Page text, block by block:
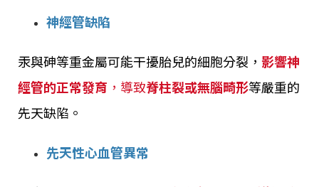
神經管缺陷
汞與砷等重金屬可能干擾胎兒的細胞分裂， 影響神
經管的正常發育 ，導致脊柱裂或無腦畸形等嚴重的
先天缺陷。
先天性心血管異常